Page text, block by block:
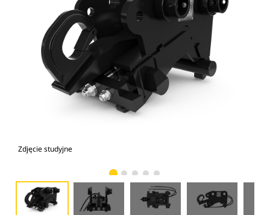
Zdjęcie studyjne